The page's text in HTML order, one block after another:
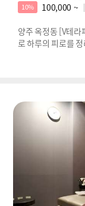
10% 100,000 ~
양주 옥정동 [V테라
로 하루의 피로를